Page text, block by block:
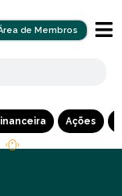
de Membros
Ações